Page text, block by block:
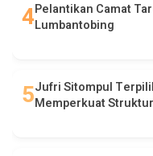
Pelantikan Camat
Lumbantobing
Jufri Sitompul
Memperkuat